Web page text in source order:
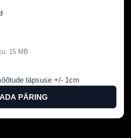
15 MB
PÄRING
täpsuse +/- 1cm